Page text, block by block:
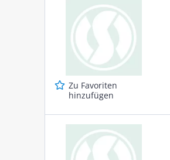
Zu Favoriten
hinzufügen